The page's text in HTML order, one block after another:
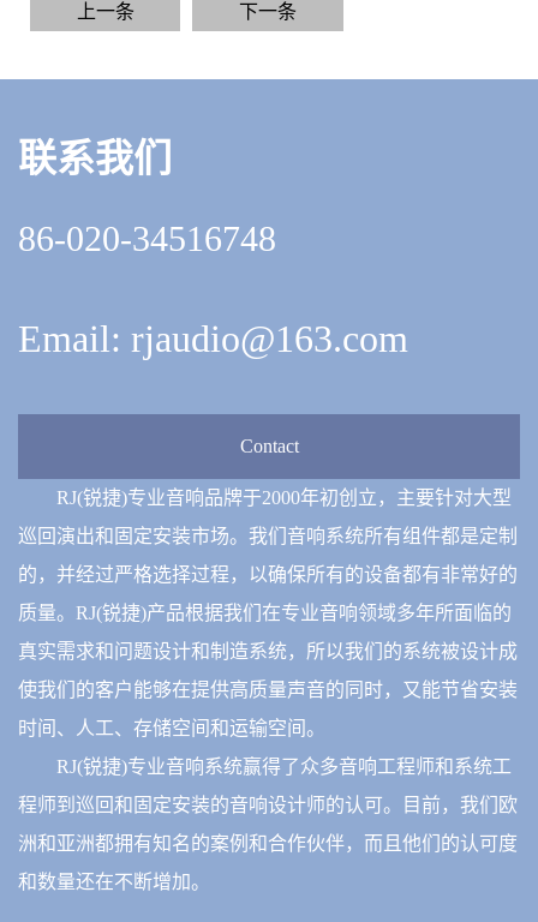
上一条 下一条
联系我们
86-020-34516748
Email: rjaudio@163.com
Contact
RJ(锐捷)专业音响品牌于2000年初创立，主要针对大型
巡回演出和固定安装市场。我们音响系统所有组件都是定制
的，并经过严格选择过程，以确保所有的设备都有非常好的
质量。RJ(锐捷)产品根据我们在专业音响领域多年所面临的
真实需求和问题设计和制造系统，所以我们的系统被设计成
使我们的客户能够在提供高质量声音的同时，又能节省安装
时间、人工、存储空间和运输空间。
RJ(锐捷)专业音响系统赢得了众多音响工程师和系统工
程师到巡回和固定安装的音响设计师的认可。目前，我们欧
洲和亚洲都拥有知名的案例和合作伙伴，而且他们的认可度
和数量还在不断增加。